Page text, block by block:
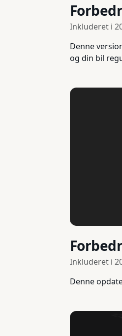
Inkluderet i
Denne
og din bil
Inkluderet i
Denne